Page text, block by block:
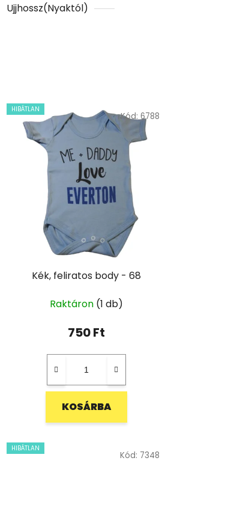
Ujjhossz(Nyaktól)
HIBÁTLAN
Kék, feliratos body - 68
Raktáron (1 db)
750 Ft
KOSÁRBA
Kód: 6788
HIBÁTLAN
Kód: 7348